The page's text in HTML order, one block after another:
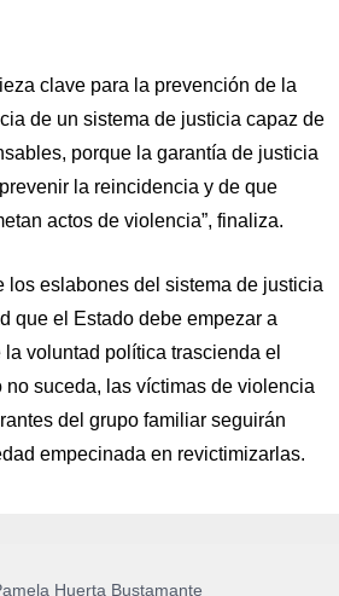
clave para la prevención de la
de un sistema de justicia capaz de
porque la garantía de justicia
la reincidencia y de que
actos de violencia”, finaliza.
los eslabones del sistema de justicia
que el Estado debe empezar a
la voluntad política trascienda el
no suceda, las víctimas de violencia
del grupo familiar seguirán
empecinada en revictimizarlas.
Huerta Bustamante